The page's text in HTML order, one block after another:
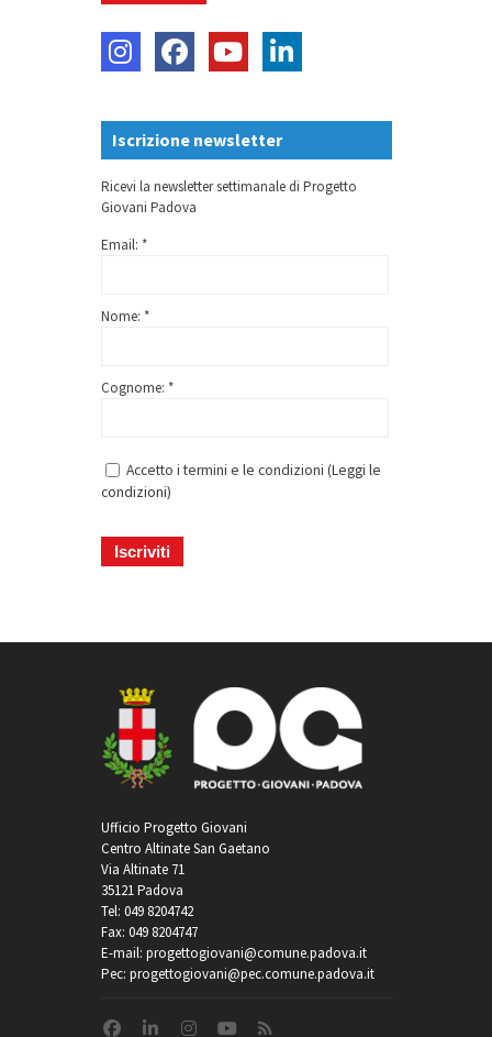
Iscrizione newsletter
Ricevi la newsletter settimanale di Progetto
Giovani Padova
Email: *
Nome: *
Cognome: *
Accetto i termini e le condizioni (Leggi le
condizioni)
Ufficio Progetto Giovani
Centro Altinate San Gaetano
Via Altinate 71
35121 Padova
Tel: 049 8204742
Fax: 049 8204747
E-mail: progettogiovani@comune.padova.it
Pec: progettogiovani@pec.comune.padova.it